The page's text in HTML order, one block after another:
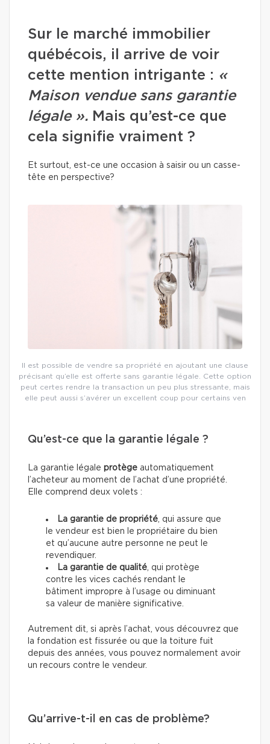
Sur le marché immobilier
québécois, il arrive de voir
cette mention intrigante : «
Maison vendue sans garantie
légale ». Mais qu’est-ce que
cela signifie vraiment ?
Et surtout, est-ce une occasion à saisir ou un casse-
tête en perspective?
Il est possible de vendre sa propriété en ajoutant une clause
précisant qu’elle est offerte sans garantie légale. Cette option
peut certes rendre la transaction un peu plus stressante, mais
elle peut aussi s’avérer un excellent coup pour certains ven
Qu’est-ce que la garantie légale ?
La garantie légale protège automatiquement
l’acheteur au moment de l’achat d’une propriété.
Elle comprend deux volets :
La garantie de propriété , qui assure que
le vendeur est bien le propriétaire du bien
et qu’aucune autre personne ne peut le
revendiquer.
La garantie de qualité , qui protège
contre les vices cachés rendant le
bâtiment impropre à l’usage ou diminuant
sa valeur de manière significative.
Autrement dit, si après l’achat, vous découvrez que
la fondation est fissurée ou que la toiture fuit
depuis des années, vous pouvez normalement avoir
un recours contre le vendeur.
Qu’arrive-t-il en cas de problème?